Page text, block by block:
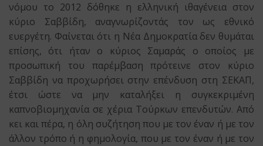
νόμου το 2012 δόθηκε η ελληνική ιθαγένεια στον
κύριο Σαββίδη, αναγνωρίζοντάς τον ως εθνικό
ευεργέτη. Φαίνεται ότι η Νέα Δημοκρατία δεν θυμάται
επίσης, ότι ήταν ο κύριος Σαμαράς ο οποίος με
προσωπική του παρέμβαση πρότεινε στον κύριο
Σαββίδη να προχωρήσει στην επένδυση στη ΣΕΚΑΠ,
έτσι ώστε να μην καταλήξει η συγκεκριμένη
καπνοβιομηχανία σε χέρια Τούρκων επενδυτών. Από
κει και πέρα, η όλη συζήτηση που με τον έναν ή με τον
άλλον τρόπο ή η φημολογία, που με τον έναν ή με τον